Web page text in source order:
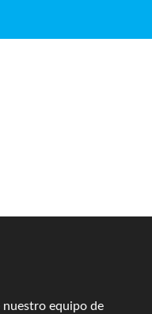
equipo de